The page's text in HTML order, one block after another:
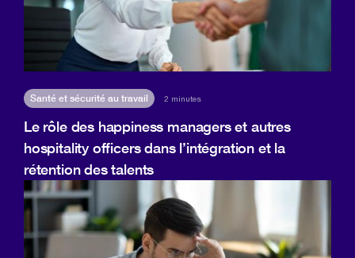
Santé et sécurité au travail 2 minutes
Le rôle des happiness managers et autres
hospitality officers dans l’intégration et la
rétention des talents